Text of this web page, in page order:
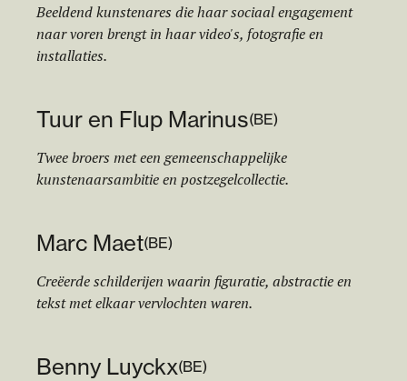
Beeldend kunstenares die haar sociaal engagement
naar voren brengt in haar video's, fotografie en
installaties.
Tuur en Flup Marinus(BE)
Twee broers met een gemeenschappelijke
kunstenaarsambitie en postzegelcollectie.
Marc Maet(BE)
Creëerde schilderijen waarin figuratie, abstractie en
tekst met elkaar vervlochten waren.
Benny Luyckx(BE)